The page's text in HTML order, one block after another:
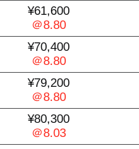
¥61,600
＠8.80
¥70,400
＠8.80
¥79,200
＠8.80
¥80,300
＠8.03